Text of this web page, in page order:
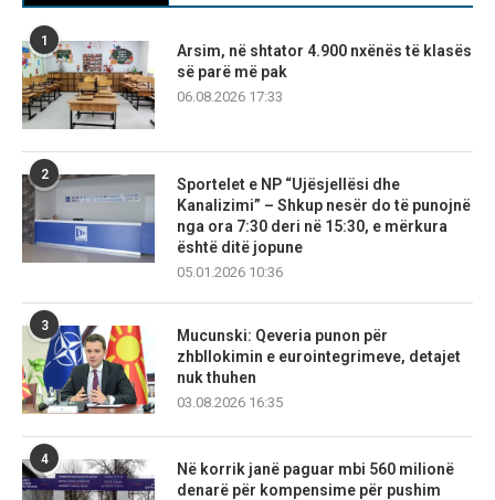
1
Arsim, në shtator 4.900 nxënës të klasës
së parë më pak
06.08.2026 17:33
2
Sportelet e NP “Ujësjellësi dhe
Kanalizimi” – Shkup nesër do të punojnë
nga ora 7:30 deri në 15:30, e mërkura
është ditë jopune
05.01.2026 10:36
3
Mucunski: Qeveria punon për
zhbllokimin e eurointegrimeve, detajet
nuk thuhen
03.08.2026 16:35
4
Në korrik janë paguar mbi 560 milionë
denarë për kompensime për pushim